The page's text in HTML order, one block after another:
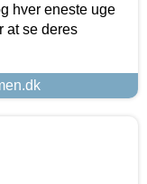
hver eneste uge
at se deres